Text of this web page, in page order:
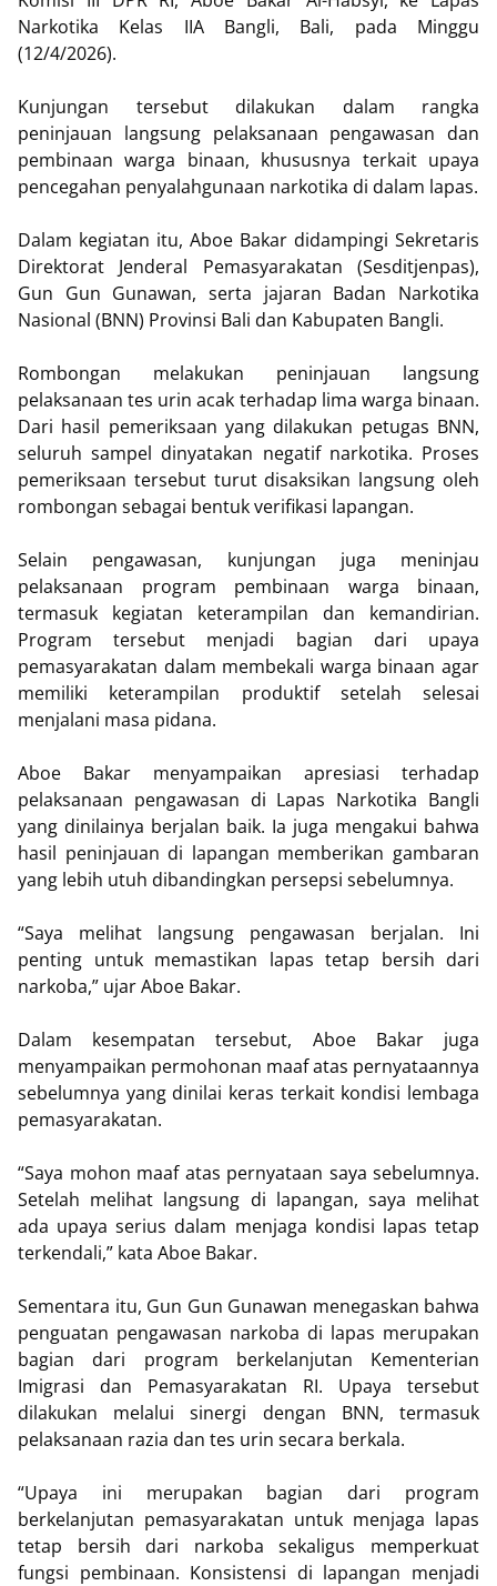
Narkotika Kelas IIA Bangli, Bali, pada Minggu
(12/4/2026).
Kunjungan tersebut dilakukan dalam rangka
peninjauan langsung pelaksanaan pengawasan dan
pembinaan warga binaan, khususnya terkait upaya
pencegahan penyalahgunaan narkotika di dalam lapas.
Dalam kegiatan itu, Aboe Bakar didampingi Sekretaris
Direktorat Jenderal Pemasyarakatan (Sesditjenpas),
Gun Gun Gunawan, serta jajaran Badan Narkotika
Nasional (BNN) Provinsi Bali dan Kabupaten Bangli.
Rombongan melakukan peninjauan langsung
pelaksanaan tes urin acak terhadap lima warga binaan.
Dari hasil pemeriksaan yang dilakukan petugas BNN,
seluruh sampel dinyatakan negatif narkotika. Proses
pemeriksaan tersebut turut disaksikan langsung oleh
rombongan sebagai bentuk verifikasi lapangan.
Selain pengawasan, kunjungan juga meninjau
pelaksanaan program pembinaan warga binaan,
termasuk kegiatan keterampilan dan kemandirian.
Program tersebut menjadi bagian dari upaya
pemasyarakatan dalam membekali warga binaan agar
memiliki keterampilan produktif setelah selesai
menjalani masa pidana.
Aboe Bakar menyampaikan apresiasi terhadap
pelaksanaan pengawasan di Lapas Narkotika Bangli
yang dinilainya berjalan baik. Ia juga mengakui bahwa
hasil peninjauan di lapangan memberikan gambaran
yang lebih utuh dibandingkan persepsi sebelumnya.
“Saya melihat langsung pengawasan berjalan. Ini
penting untuk memastikan lapas tetap bersih dari
narkoba,” ujar Aboe Bakar.
Dalam kesempatan tersebut, Aboe Bakar juga
menyampaikan permohonan maaf atas pernyataannya
sebelumnya yang dinilai keras terkait kondisi lembaga
pemasyarakatan.
“Saya mohon maaf atas pernyataan saya sebelumnya.
Setelah melihat langsung di lapangan, saya melihat
ada upaya serius dalam menjaga kondisi lapas tetap
terkendali,” kata Aboe Bakar.
Sementara itu, Gun Gun Gunawan menegaskan bahwa
penguatan pengawasan narkoba di lapas merupakan
bagian dari program berkelanjutan Kementerian
Imigrasi dan Pemasyarakatan RI. Upaya tersebut
dilakukan melalui sinergi dengan BNN, termasuk
pelaksanaan razia dan tes urin secara berkala.
“Upaya ini merupakan bagian dari program
berkelanjutan pemasyarakatan untuk menjaga lapas
tetap bersih dari narkoba sekaligus memperkuat
fungsi pembinaan. Konsistensi di lapangan menjadi